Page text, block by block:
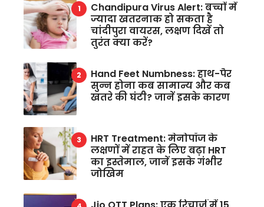
Chandipura Virus Alert: बच्चों में
ज्यादा खतरनाक हो सकता है
चांदीपुरा वायरस, लक्षण दिखें तो
तुरंत क्या करें?
Hand Feet Numbness: हाथ-पैर
सुन्न होना कब सामान्य और कब
खतरे की घंटी? जानें इसके कारण
HRT Treatment: मेनोपॉज के
लक्षणों में राहत के लिए बढ़ा HRT
का इस्तेमाल, जानें इसके गंभीर
जोखिम